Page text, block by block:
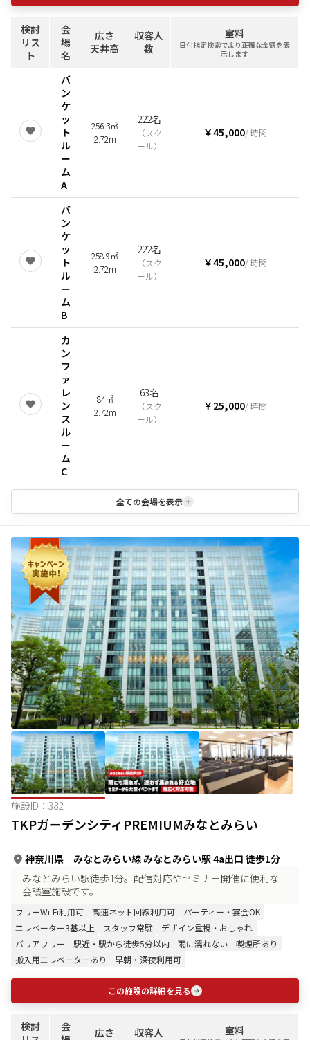
検討
リス
ト
会
場
名
広さ
天井高
収容人
数
室料
日付指定検索でより正確な金額を表
示します
バ
ン
ケ
ッ
ト
ル
ー
ム
A
256.3㎡
2.72m
222名
（スク
ール）
￥45,000/ 時間
バ
ン
ケ
ッ
ト
ル
ー
ム
B
258.9㎡
2.72m
222名
（スク
ール）
￥45,000/ 時間
カ
ン
フ
ァ
レ
ン
ス
ル
ー
ム
C
84㎡
2.72m
63名
（スク
ール）
￥25,000/ 時間
全ての会場を表示
施設ID： 382
TKPガーデンシティPREMIUMみなとみらい
神奈川県 ｜ みなとみらい線 みなとみらい駅 4a出口 徒歩1分
みなとみらい駅徒歩1分。配信対応やセミナー開催に便利な
会議室施設です。
フリーWi-Fi利用可 高速ネット回線利用可
パーティー・宴会OK
エレベーター3基以上
スタッフ常駐
デザイン重視・おしゃれ
バリアフリー
駅近・駅から徒歩5分以内 雨に濡れない
喫煙所あり
搬入用エレベーターあり
早朝・深夜利用可
この施設の詳細を見る
検討
会
広さ
収容人
室料